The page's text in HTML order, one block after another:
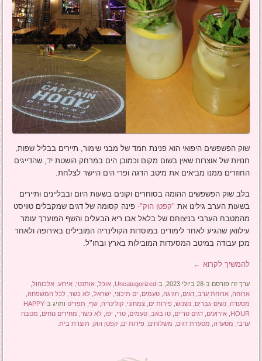
שוק הפשפשים היפואי הוא פנינת חמד של מבני שימור, תיירים בבליל שפות,
חנויות של אוצרות שאין בשום מקום וכמובן הים במרחק הושטת יד, שהדייגים
החוזרים ממנו מביאים את מיטב הדגה ופרי הים היישר לצלחת.
בלב שוק הפשפשים ההומה בסוחרים וקונים בשעות היום ובבליינים ותיירים
בשעות הערב גילינו את "קפטן הוק"- פינה קסומה של דגים שמקבלים טוויסט
מהמטבח הערבי בניצוחם של בלאל אבו ריא הבעלים והשף המוערך עומר
עילוואן שהגיע לאחר לימודים במוסדות הקולינריה המובילים באירופה ולאחר
מכן עבודה במיטב המסעדות המובילות בארץ ובחו"ל.
להמשיך לקרוא ←
ערך זה פורסם ב-28 ביולי 2023, ב- Uncategorized
,אוכל ,אותנטי ,אירוע ,אלכוהול
ארוחה ,ארוחת ערב ,דגים ,חגיגה ,טעמים ים תיכוני ישראל ,לא כשר ,לכל המשפחה
מסעדה ,נשים-גברים ,נשנוש פירות ים ,צמחוני ,קולינריה ,שף תפריט ותויג ב-HAPPY
HOUR
,אירועים ,דגים טריים ,טו באב ,טעמים ,טרי יפו ,לא כשר מחירים נוחים
מטבח
ערבי
מסעדה מסעדת דגים משלוחים פירות ים ,קפטן הוק תוצרת בית